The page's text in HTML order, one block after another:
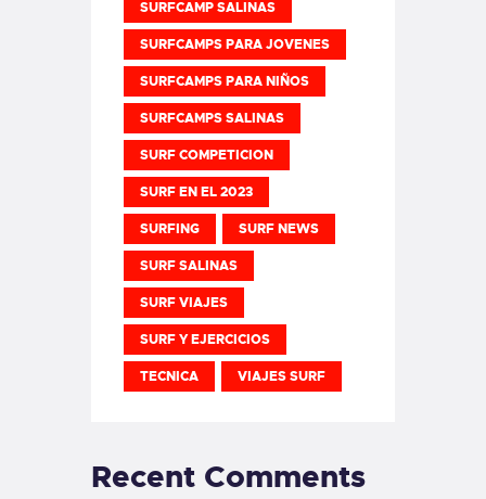
SURFCAMP SALINAS
SURFCAMPS PARA JOVENES
SURFCAMPS PARA NIÑOS
SURFCAMPS SALINAS
SURF COMPETICION
SURF EN EL 2023
SURFING SURF NEWS
SURF SALINAS
SURF VIAJES
SURF Y EJERCICIOS
TECNICA VIAJES SURF
Recent Comments